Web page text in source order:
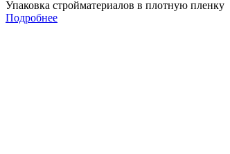
Упаковка стройматериалов в плотную пленку
Подробнее